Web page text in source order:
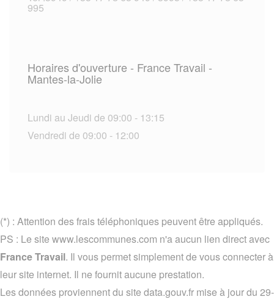
995
Horaires d'ouverture - France Travail -
Mantes-la-Jolie
Lundi au Jeudi de 09:00 - 13:15
Vendredi de 09:00 - 12:00
(*) : Attention des frais téléphoniques peuvent être appliqués.
PS : Le site www.lescommunes.com n'a aucun lien direct avec
France Travail. Il vous permet simplement de vous connecter à
leur site internet. Il ne fournit aucune prestation.
Les données proviennent du site data.gouv.fr mise à jour du 29-